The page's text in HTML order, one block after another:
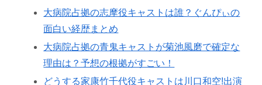
大病院占拠の志摩役キャストは誰？ぐんぴぃの
面白い経歴まとめ
大病院占拠の青鬼キャストが菊池風磨で確定な
理由は？予想の根拠がすごい！
どうする家康竹千代役キャストは川口和空!出演